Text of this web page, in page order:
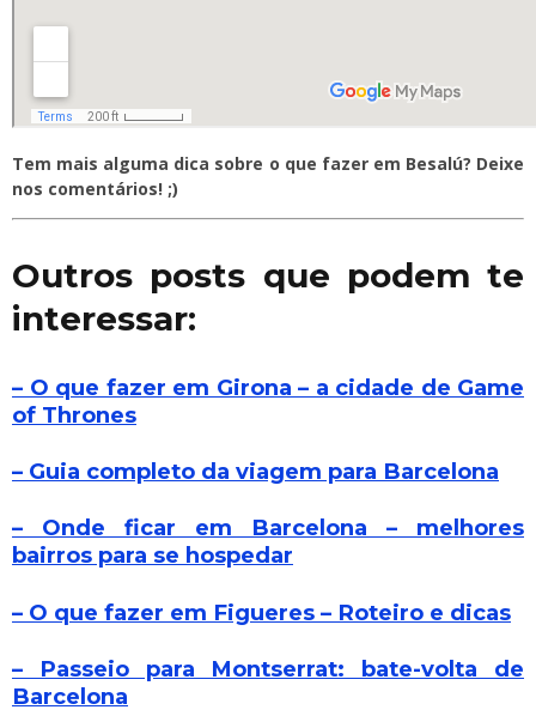
Tem mais alguma dica sobre o que fazer em Besalú? Deixe
nos comentários! ;)
Outros posts que podem te
interessar:
– O que fazer em Girona – a cidade de Game
of Thrones
– Guia completo da viagem para Barcelona
– Onde ficar em Barcelona – melhores
bairros para se hospedar
– O que fazer em Figueres – Roteiro e dicas
– Passeio para Montserrat: bate-volta de
Barcelona